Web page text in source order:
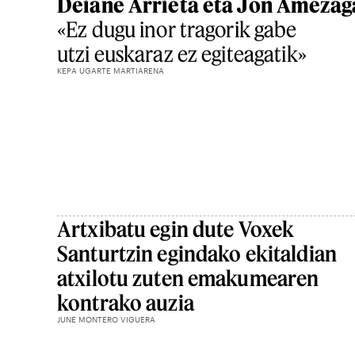
«Ez dugu inor tragorik gabe
utzi euskaraz ez egiteagatik»
KEPA UGARTE MARTIARENA
Artxibatu egin dute Voxek
Santurtzin egindako ekitaldian
atxilotu zuten emakumearen
kontrako auzia
JUNE MONTERO VIGUERA